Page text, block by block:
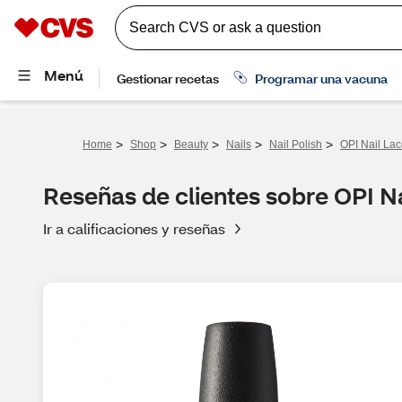
Home > Shop > Beauty > Nails > Nail Polish > OPI Nail
Reseñas de clientes sobre OPI
Ir a calificaciones y reseñas